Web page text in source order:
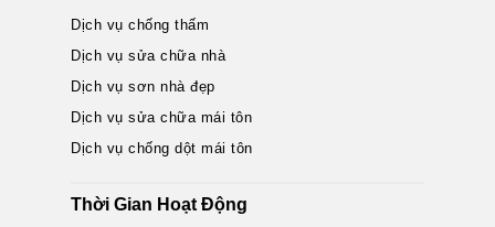
Dịch vụ chống thấm
Dịch vụ sửa chữa nhà
Dịch vụ sơn nhà đẹp
Dịch vụ sửa chữa mái tôn
Dịch vụ chống dột mái tôn
Thời Gian Hoạt Động